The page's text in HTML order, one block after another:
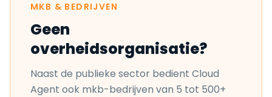
MKB & BEDRIJVEN
Geen
overheidsorganisatie?
Naast de publieke sector bedient Cloud
Agent ook mkb-bedrijven van 5 tot 500+